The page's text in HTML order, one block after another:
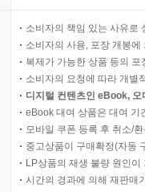
소비자의 책임 있는 사유로
소비자의 사용, 포장 개봉
복제가 가능한 상품 등의
소비자의 요청에 따라 개별
디지털 컨텐츠인 eBook,
eBook 대여 상품은 대여 기
모바일 쿠폰 등록 후 취소/
중고상품이 구매확정(자동
LP상품의 재생 불량 원인
시간의 경과에 의해 재판매